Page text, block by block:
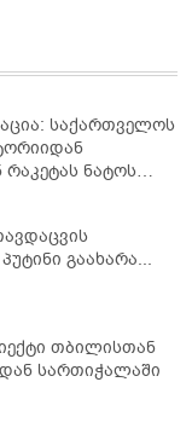
საქართველოს
ნატოს
გაახარა...
თბილისთან
ახლოს ანუ კოსმოსიდან სართიჭალაში